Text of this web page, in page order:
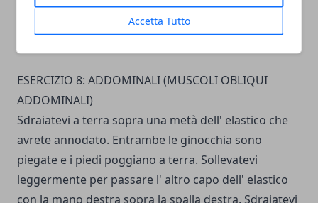
Accetta Tutto
modo che le piante dei piedi siano rivolte verso l'
alto. Da questa posizione, divaricate le gambe verso
ESERCIZIO 8: ADDOMINALI (MUSCOLI OBLIQUI
ADDOMINALI)
Sdraiatevi a terra sopra una metà del­l' elastico che
avrete annodato. Entrambe le ginocchia sono
piegate e i piedi poggiano a terra. Sollevatevi
leggermente per passare l' altro capo dell' elastico
con la mano de­stra sopra la spalla destra. Sdraiatevi